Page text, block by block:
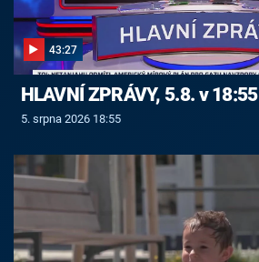
43:27
HLAVNÍ ZPRÁVY, 5.8. v 18:55
5. srpna 2026 18:55